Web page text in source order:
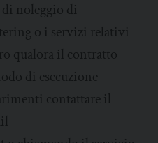
noleggio di
o i servizi relativi
qualora il contratto
di esecuzione
contattare il